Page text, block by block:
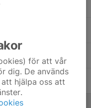
för att vår
dig. De används
hjälpa oss att